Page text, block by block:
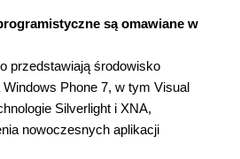
danych (50)
danych SQL Azure (50)
bazą danych SQL Azure (56)
Windows Azure (59)
modelu obiektowego
za dostęp do bazy danych
są omawiane w
przedstawiają środowisko
Phone 7, w tym Visual
Silverlight i XNA,
nowoczesnych aplikacji